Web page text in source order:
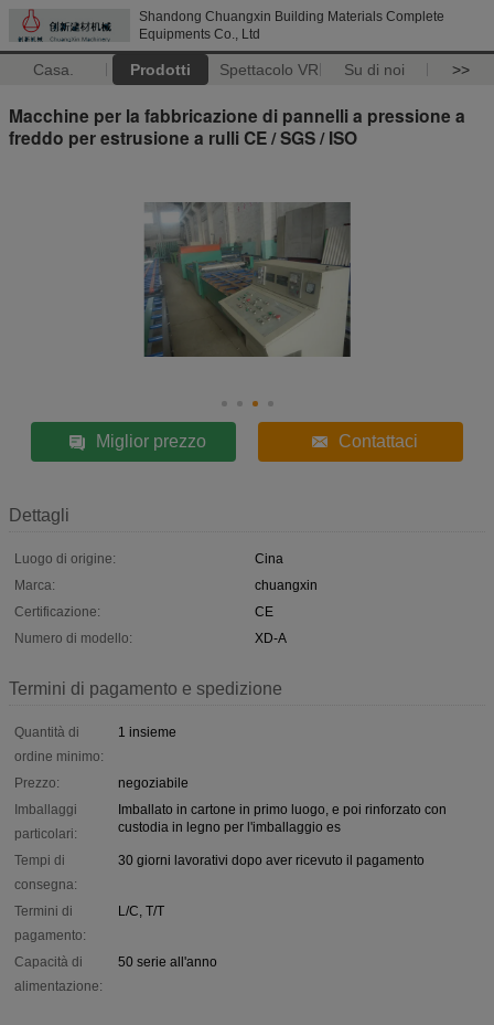
Shandong Chuangxin Building Materials Complete
Equipments Co., Ltd
Casa. Prodotti Spettacolo VR Su di noi >>
Macchine per la fabbricazione di pannelli a pressione a
freddo per estrusione a rulli CE / SGS / ISO
Miglior prezzo Contattaci
Dettagli
Luogo di origine:
Cina
Marca:
chuangxin
Certificazione:
CE
Numero di modello:
XD-A
Termini di pagamento e spedizione
Quantità di
ordine minimo:
1 insieme
Prezzo:
negoziabile
Imballaggi
particolari:
Imballato in cartone in primo luogo, e poi rinforzato con
custodia in legno per l'imballaggio es
Tempi di
consegna:
30 giorni lavorativi dopo aver ricevuto il pagamento
Termini di
pagamento:
L/C, T/T
Capacità di
alimentazione:
50 serie all'anno